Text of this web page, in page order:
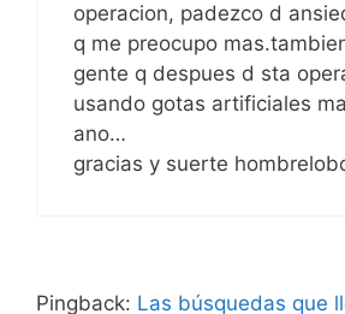
operacion, padezco d
q me preocupo
gente q despues d sta
usando gotas artificiales
ano…
gracias y suerte
Pingback: Las búsquedas que